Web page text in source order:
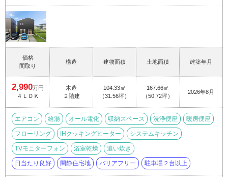
価格
間取り
構造 建物面積 土地面積 建築年月
2,990万円
４ＬＤＫ
木造
２階建
104.33㎡
（31.56坪）
167.66㎡
（50.72坪）
2026年8月
エアコン 給湯 オール電化 収納スペース 洗浄便座 暖房便座
フローリング IHクッキングヒーター システムキッチン
TVモニターフォン 浴室乾燥 追い炊き
日当たり良好 閑静住宅地 バリアフリー 駐車場２台以上